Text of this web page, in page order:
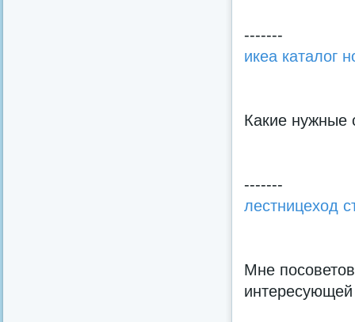
-------
икеа каталог
Какие нужные
-------
лестницеход
Мне